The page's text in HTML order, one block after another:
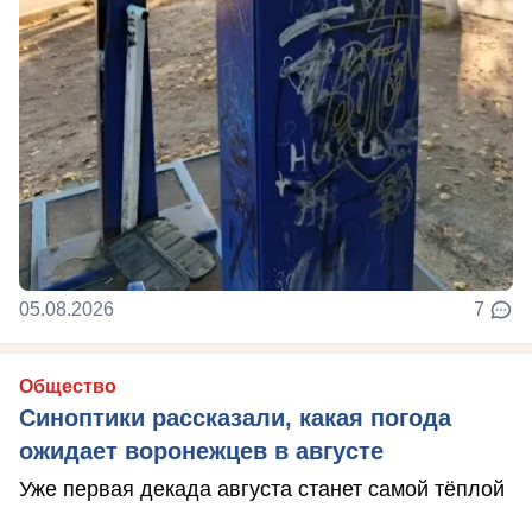
05.08.2026 7
Общество
Синоптики рассказали, какая погода
ожидает воронежцев в августе
Уже первая декада августа станет самой тёплой